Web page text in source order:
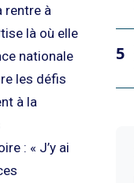
rentre à
là où elle
nationale
les défis
à la
: « J’y ai
5